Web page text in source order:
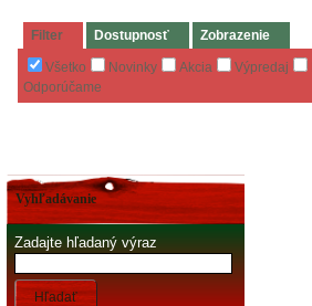
Filter Dostupnosť Zobrazenie
Všetko Novinky Akcia Výpredaj
Odporúčame
Vyhľadávanie
Zadajte hľadaný výraz
Hľadať